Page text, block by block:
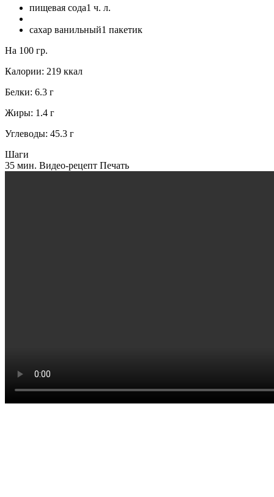
пищевая сода1 ч. л.
сахар ванильный1 пакетик
На 100 гр.
Калории: 219 ккал
Белки: 6.3 г
Жиры: 1.4 г
Углеводы: 45.3 г
Шаги
35 мин. Видео-рецепт Печать